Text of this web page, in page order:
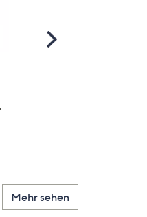
Scroll
Mehr sehen